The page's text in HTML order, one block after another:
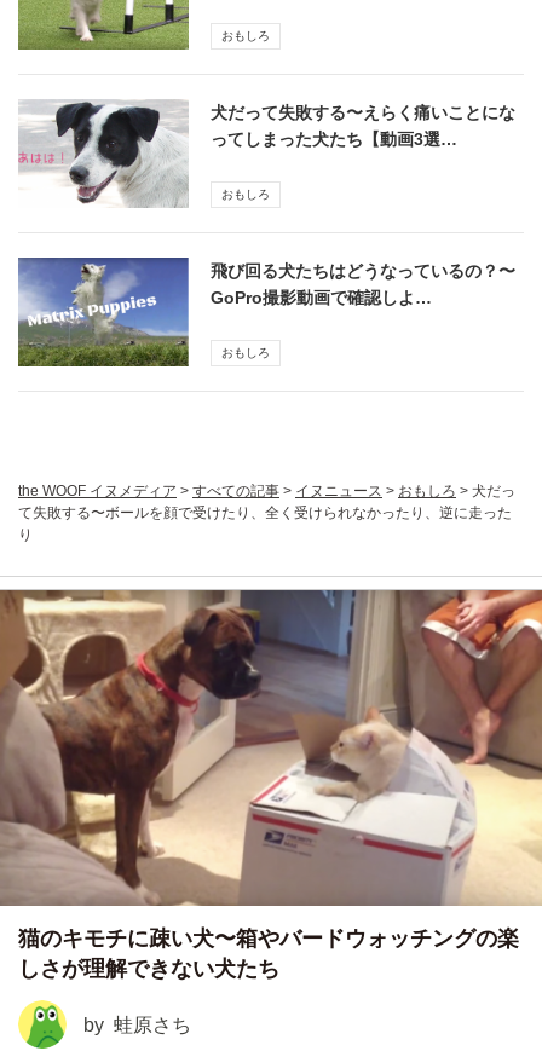
おもしろ
犬だって失敗する〜えらく痛いことにな
ってしまった犬たち【動画3選…
おもしろ
飛び回る犬たちはどうなっているの？〜
GoPro撮影動画で確認しよ…
おもしろ
the WOOF イヌメディア > すべての記事 > イヌニュース > おもしろ > 犬だっ
て失敗する〜ボールを顔で受けたり、全く受けられなかったり、逆に走った
り
猫のキモチに疎い犬〜箱やバードウォッチングの楽
しさが理解できない犬たち
by 蛙原さち